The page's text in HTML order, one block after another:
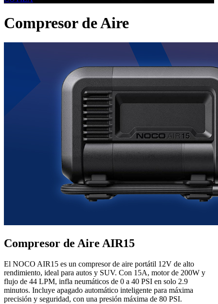
Compresor de Aire
Compresor de Aire AIR15
El NOCO AIR15 es un compresor de aire portátil 12V de alto
rendimiento, ideal para autos y SUV. Con 15A, motor de 200W y
flujo de 44 LPM, infla neumáticos de 0 a 40 PSI en solo 2.9
minutos. Incluye apagado automático inteligente para máxima
precisión y seguridad, con una presión máxima de 80 PSI.